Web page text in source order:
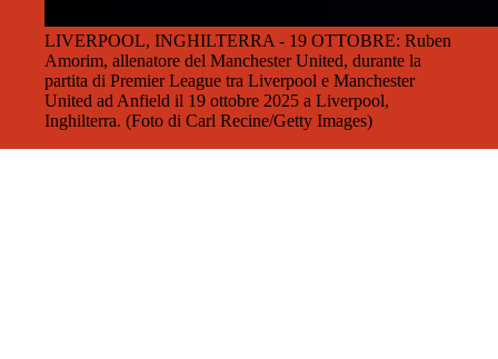
LIVERPOOL, INGHILTERRA - 19 OTTOBRE: Ruben
Amorim, allenatore del Manchester United, durante la
partita di Premier League tra Liverpool e Manchester
United ad Anfield il 19 ottobre 2025 a Liverpool,
Inghilterra. (Foto di Carl Recine/Getty Images)